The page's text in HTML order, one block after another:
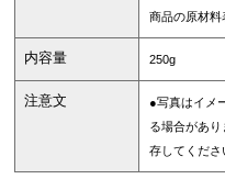
商品の原材料
内容量 250g
注意文
●写真はイメ
る場合があ
存してくださ